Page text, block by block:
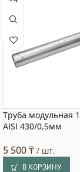
Труба модульная
AISI 430/0,5мм
5 500₸ / шт.
В КОРЗИНУ